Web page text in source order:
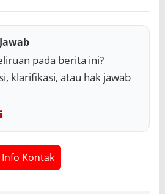
pada berita ini?
klarifikasi, atau hak jawab
Info Kontak